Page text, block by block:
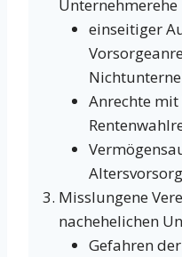
Unternehmerehe
einseitiger
Anrechte
Misslungene
nachehelichen
Gefahren